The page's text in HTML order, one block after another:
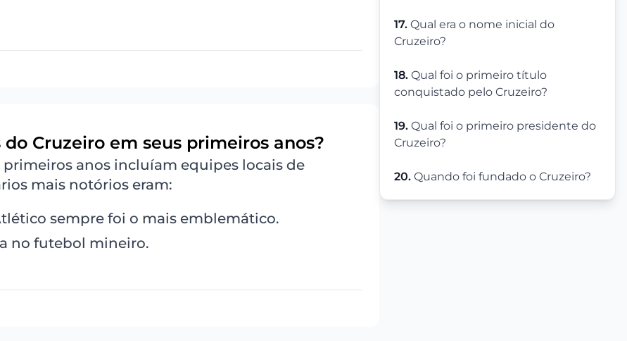
17. Qual era o nome inicial do
Cruzeiro?
18. Qual foi o primeiro título
conquistado pelo Cruzeiro?
19. Qual foi o primeiro presidente do
Cruzeiro?
20. Quando foi fundado o Cruzeiro?
Cruzeiro em seus primeiros anos?
primeiros anos incluíam equipes locais de
mais notórios eram:
sempre foi o mais emblemático.
no futebol mineiro.